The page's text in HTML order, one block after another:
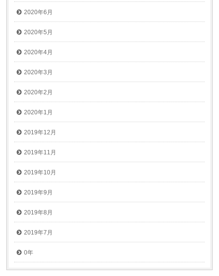
2020年6月
2020年5月
2020年4月
2020年3月
2020年2月
2020年1月
2019年12月
2019年11月
2019年10月
2019年9月
2019年8月
2019年7月
0年